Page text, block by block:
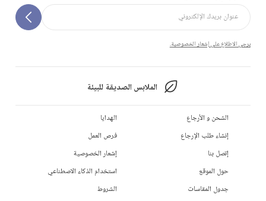
يرجى الاطلاع على إشعار الخصوصية.
الملابس الصديقة للبيئة
الشحن و الأرجاع
إنشاء طلب الإرجاع
إتصل بنا
حول الموقع
جدول المقاسات
الهدايا
فرص العمل
إشعار الخصوصية
استخدام الذكاء الاصطناعي
الشروط